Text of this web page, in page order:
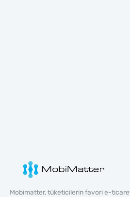
Mobimatter, tüketicilerin favori e-ticaret